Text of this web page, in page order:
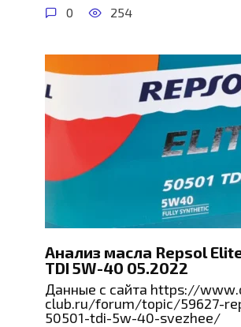
0 254
Анализ масла Repsol
TDI 5W-40 05.2022
Данные с сайта https://
club.ru/forum/topic/59627-
50501-tdi-5w-40-svezhee/